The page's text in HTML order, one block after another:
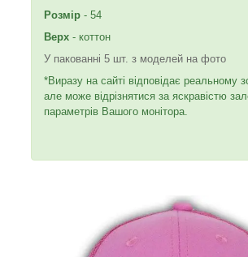
Розмір - 54
Верх - коттон
У пакованні 5 шт. з моделей на фото
*Виразу на сайті відповідає реальному
але може відрізнятися за яскравістю
параметрів Вашого монітора.